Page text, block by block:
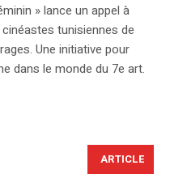
» lance un appel à
tunisiennes de
Une initiative pour
dans le monde du 7e art.
ARTICLE